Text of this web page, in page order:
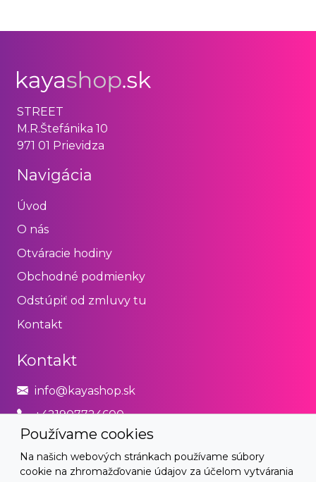
Používame cookies
Na našich webových stránkach používame súbory
cookie na zhromažďovanie údajov za účelom vytvárania
STREET
M.R.Štefánika 10
971 01 Prievidza
Navigácia
Úvod
O nás
Otváracie hodiny
Obchodné podmienky
Odstúpiť od zmluvy tu
Kontakt
Kontakt
info@kayashop.sk
+421907724600
Právne